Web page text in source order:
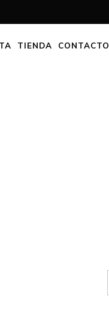
TIENDA CONTACTO